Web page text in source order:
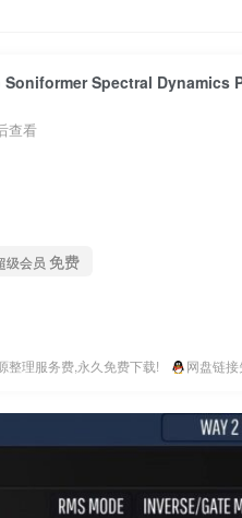
Soniformer Spectral Dynamics
查看
级会员 免费
整理服务费,永久免费下载! 网盘链